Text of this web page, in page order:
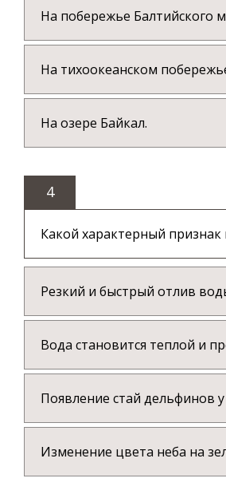
На побережье Балтийского
На тихоокеанском
На озере Байкал.
4
Какой характерный
Резкий и быстрый отлив
Вода становится теплой и
Появление стай дельфинов у
Изменение цвета неба на